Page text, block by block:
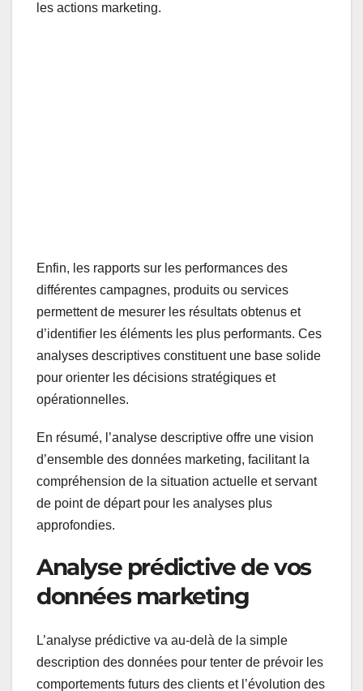
les actions marketing.
Enfin, les rapports sur les performances des
différentes campagnes, produits ou services
permettent de mesurer les résultats obtenus et
d’identifier les éléments les plus performants. Ces
analyses descriptives constituent une base solide
pour orienter les décisions stratégiques et
opérationnelles.
En résumé, l’analyse descriptive offre une vision
d’ensemble des données marketing, facilitant la
compréhension de la situation actuelle et servant
de point de départ pour les analyses plus
approfondies.
Analyse prédictive de vos
données marketing
L’analyse prédictive va au-delà de la simple
description des données pour tenter de prévoir les
comportements futurs des clients et l’évolution des